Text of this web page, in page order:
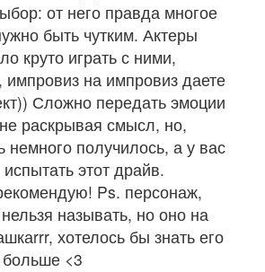
от него правда многое
быть чутким. Актеры
круто играть с ними,
импровиз на импровиз даете
Сложно передать эмоции
раскрывая смысл, но,
немного получилось, а у вас
этот драйв.
Ps. персонаж,
называть, но оно на
хотелось бы знать его
больше <3